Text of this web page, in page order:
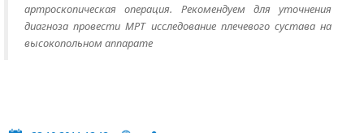
артроскопическая операция. Рекомендуем для уточнения
диагноза провести МРТ исследование плечевого сустава на
высокопольном аппарате